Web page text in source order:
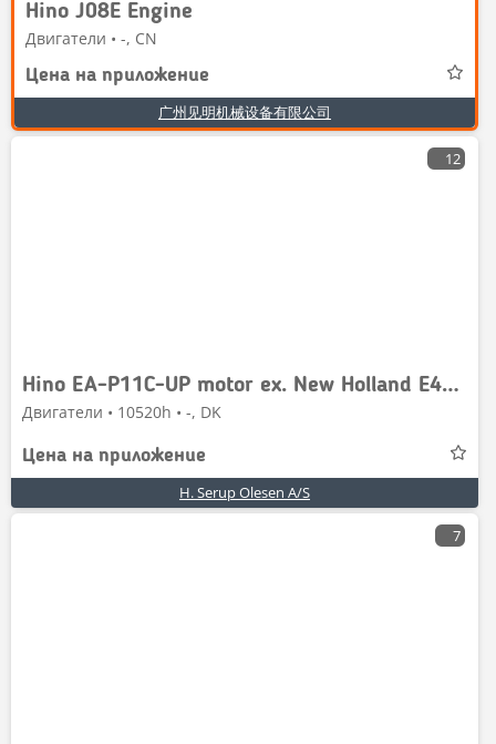
Hino J08E Engine
Двигатели • -, CN
Цена на приложение
广州见明机械设备有限公司
12
Hino EA-P11C-UP motor ex. New Holland E485B
Двигатели • 10520h • -, DK
Цена на приложение
H. Serup Olesen A/S
7